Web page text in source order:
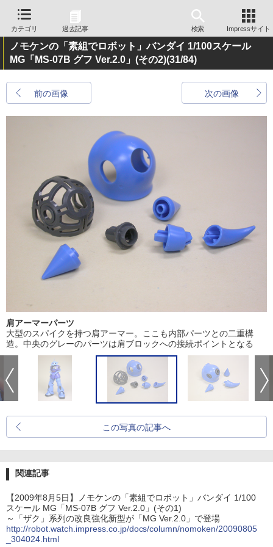
カテゴリ 過去記事 検索 Impressサイト
ノモケンの「素組でロボット」バンダイ 1/100スケール
MG「MS-07B グフ Ver.2.0」(その2)(31/84)
前の画像 次の画像
肩アーマーパーツ
大型のスパイクを持つ肩アーマー。ここも内部パーツとの二重構
造。中央のグレーのパーツは肩ブロックへの接続ポイントとなる
この写真の記事へ
関連記事
【2009年8月5日】ノモケンの「素組でロボット」バンダイ 1/100
スケール MG「MS-07B グフ Ver.2.0」(その1)
～「ザク」系列の改良強化新型が「MG Ver.2.0」で登場
http://robot.watch.impress.co.jp/docs/column/nomoken/20090805
_304024.html